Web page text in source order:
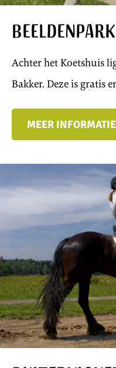
Achter het Koetshuis
Bakker. Deze is gratis
MEER INFORMATIE